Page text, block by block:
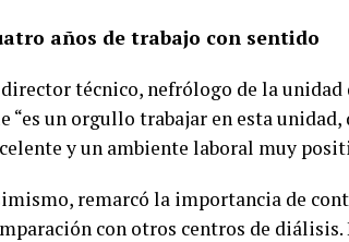
años de trabajo con sentido
técnico, nefrólogo de la unidad
“es un orgullo trabajar en esta
y un ambiente laboral muy
remarcó la importancia de
con otros centros de